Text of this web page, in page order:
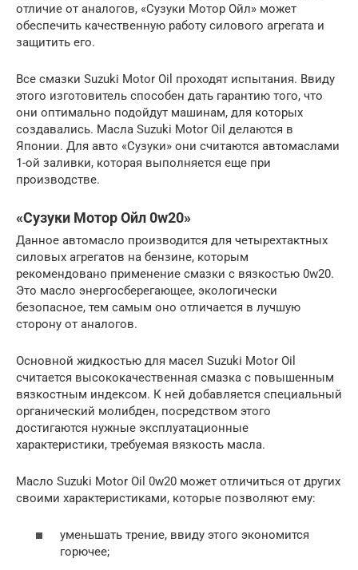
отличие от аналогов, «Сузуки Мотор Ойл» может
обеспечить качественную работу силового агрегата и
защитить его.
Все смазки Suzuki Motor Oil проходят испытания. Ввиду
этого изготовитель способен дать гарантию того, что
они оптимально подойдут машинам, для которых
создавались. Масла Suzuki Motor Oil делаются в
Японии. Для авто «Сузуки» они считаются автомаслами
1-ой заливки, которая выполняется еще при
производстве.
«Сузуки Мотор Ойл 0w20»
Данное автомасло производится для четырехтактных
силовых агрегатов на бензине, которым
рекомендовано применение смазки с вязкостью 0w20.
Это масло энергосберегающее, экологически
безопасное, тем самым оно отличается в лучшую
сторону от аналогов.
Основной жидкостью для масел Suzuki Motor Oil
считается высококачественная смазка с повышенным
вязкостным индексом. К ней добавляется специальный
органический молибден, посредством этого
достигаются нужные эксплуатационные
характеристики, требуемая вязкость масла.
Масло Suzuki Motor Oil 0w20 может отличиться от других
своими характеристиками, которые позволяют ему:
уменьшать трение, ввиду этого экономится
горючее;